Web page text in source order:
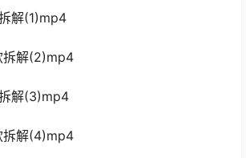
解(1)mp4
解(2)mp4
解(3)mp4
解(4)mp4